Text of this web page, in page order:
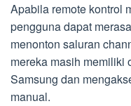
Apabila remote kontrol
pengguna dapat
menonton saluran
mereka masih memiliki
Samsung dan
manual.